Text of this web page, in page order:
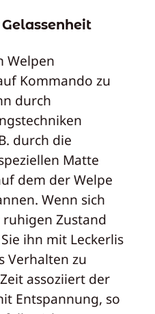
Welpen
Kommando zu
durch
durch die
Matte
dem der Welpe
Wenn sich
Zustand
ihn mit Leckerlis
Verhalten zu
assoziiert der
Entspannung, so